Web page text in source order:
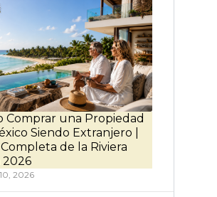
Comprar una Propiedad
Siendo Extranjero |
de la Riviera
2026
2026